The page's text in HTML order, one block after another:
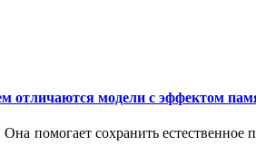
отличаются модели с эффектом
помогает сохранить